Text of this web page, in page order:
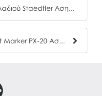
Μεταλλικός Μαρκαδόρος Λαδιού Staedtler Ασημί 1-2mm 8323-81
Μαρκαδόρος Λαδιού Uni Paint Marker PX-20 Ασημί 2.2mm